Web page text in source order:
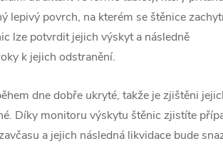
lepivý povrch, na kterém se štěnice
lze potvrdit jejich výskyt a následně
k jejich odstranění.
dne dobře ukryté, takže je zjištěni
Díky monitoru výskytu štěnic zjistíte
a jejich následná likvidace bude